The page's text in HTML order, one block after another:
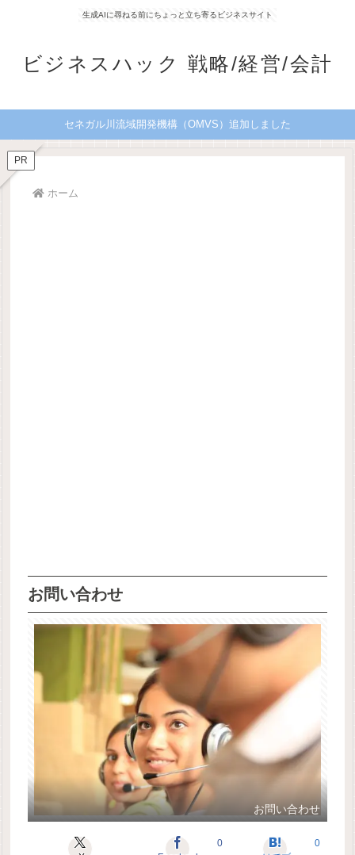
生成AIに尋ねる前にちょっと立ち寄るビジネスサイト
ビジネスハック 戦略/経営/会計
セネガル川流域開発機構（OMVS）追加しました
PR
ホーム
お問い合わせ
お問い合わせ
0
0